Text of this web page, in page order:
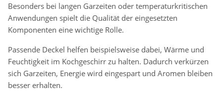
Besonders bei langen Garzeiten oder temperaturkritischen
Anwendungen spielt die Qualität der eingesetzten
Komponenten eine wichtige Rolle.
Passende Deckel helfen beispielsweise dabei, Wärme und
Feuchtigkeit im Kochgeschirr zu halten. Dadurch verkürzen
sich Garzeiten, Energie wird eingespart und Aromen bleiben
besser erhalten.